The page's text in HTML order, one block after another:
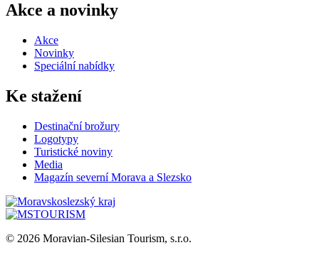
Akce a novinky
Akce
Novinky
Speciální nabídky
Ke stažení
Destinační brožury
Logotypy
Turistické noviny
Media
Magazín severní Morava a Slezsko
© 2026 Moravian-Silesian Tourism, s.r.o.